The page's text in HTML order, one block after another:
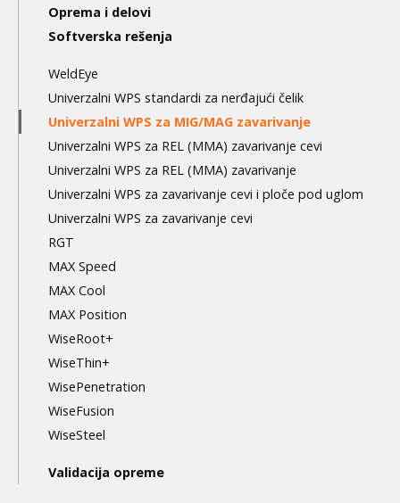
Oprema i delovi
Softverska rešenja
WeldEye
Univerzalni WPS standardi za nerđajući čelik
Univerzalni WPS za MIG/MAG zavarivanje
Univerzalni WPS za REL (MMA) zavarivanje cevi
Univerzalni WPS za REL (MMA) zavarivanje
Univerzalni WPS za zavarivanje cevi i ploče pod uglom
Univerzalni WPS za zavarivanje cevi
RGT
MAX Speed
MAX Cool
MAX Position
WiseRoot+
WiseThin+
WisePenetration
WiseFusion
WiseSteel
Validacija opreme